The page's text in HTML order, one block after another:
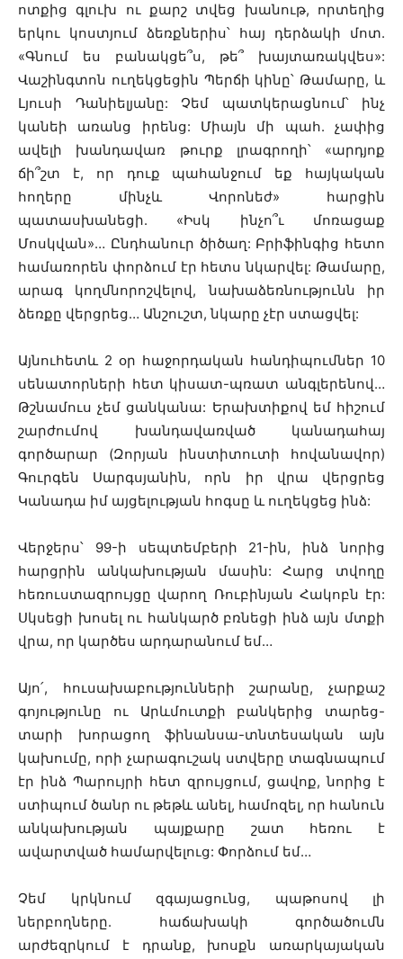
ոտքից գլուխ ու քարշ տվեց խանութ, որտեղից
երկու կոստյում ձեռքներիս՝ հայ դերձակի մոտ.
«Գնում ես բանակցե՞ս, թե՞ խայտառակվես»:
Վաշինգտոն ուղեկցեցին Պերճի կինը՝ Թամարը, և
Լյուսի Դանիելյանը: Չեմ պատկերացնում՝ ինչ
կանեի առանց իրենց: Միայն մի պահ. չափից
ավելի խանդավառ թուրք լրագրողի՝ «արդյոք
ճի՞շտ է, որ դուք պահանջում եք հայկական
հողերը մինչև Վորոնեժ» հարցին
պատասխանեցի. «Իսկ ինչո՞ւ մոռացաք
Մոսկվան»… Ընդհանուր ծիծաղ: Բրիֆինգից հետո
համառորեն փորձում էր հետս նկարվել: Թամարը,
արագ կողմնորոշվելով, նախաձեռնությունն իր
ձեռքը վերցրեց… Անշուշտ, նկարը չէր ստացվել:
Այնուհետև 2 օր հաջորդական հանդիպումներ 10
սենատորների հետ կիսատ-պռատ անգլերենով…
Թշնամուս չեմ ցանկանա: Երախտիքով եմ հիշում
շարժումով խանդավառված կանադահայ
գործարար (Զորյան ինստիտուտի հովանավոր)
Գուրգեն Սարգսյանին, որն իր վրա վերցրեց
Կանադա իմ այցելության հոգսը և ուղեկցեց ինձ:
Վերջերս՝ 99-ի սեպտեմբերի 21-ին, ինձ նորից
հարցրին անկախության մասին: Հարց տվողը
հեռուստազրույցը վարող Ռուբինյան Հակոբն էր:
Սկսեցի խոսել ու հանկարծ բռնեցի ինձ այն մտքի
վրա, որ կարծես արդարանում եմ…
Այո՛, հուսախաբությունների շարանը, չարքաշ
գոյությունը ու Արևմուտքի բանկերից տարեց-
տարի խորացող ֆինանսա-տնտեսական այն
կախումը, որի չարագուշակ ստվերը տագնապում
էր ինձ Պարույրի հետ զրույցում, ցավոք, նորից է
ստիպում ծանր ու թեթև անել, համոզել, որ հանուն
անկախության պայքարը շատ հեռու է
ավարտված համարվելուց: Փորձում եմ…
Չեմ կրկնում զգայացունց, պաթոսով լի
ներբողները. հաճախակի գործածումն
արժեզրկում է դրանք, խոսքն առարկայական